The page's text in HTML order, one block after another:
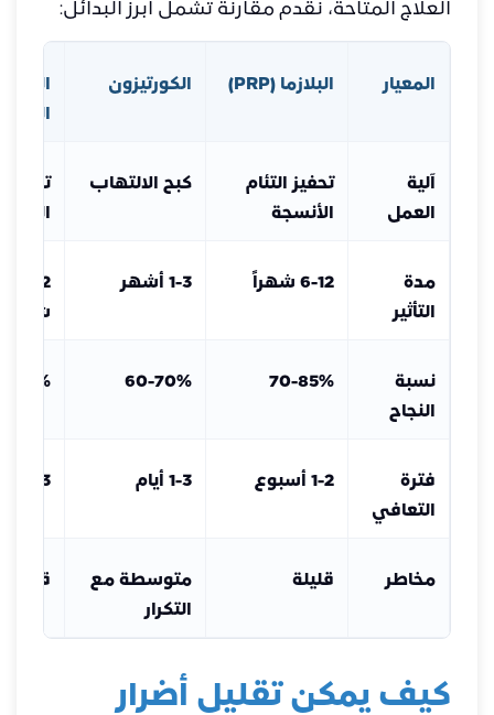
العلاج المتاحة، نقدم مقارنة تشمل أبرز البدائل:
المعيار البلازما (PRP) الكورتيزون
الجل
آلية
العمل
تحفيز التئام
الأنسجة
كبح الالتهاب
تليين
مدة
التأثير
6-12 شهراً 1-3 أشهر
6-12
شهراً
نسبة
النجاح
70-85%
60-70%
75%
فترة
التعافي
1-2 أسبوع 1-3 أيام 1-3 أيام
مخاطر قليلة
متوسطة مع
التكرار
قليلة
كيف يمكن تقليل أضرار